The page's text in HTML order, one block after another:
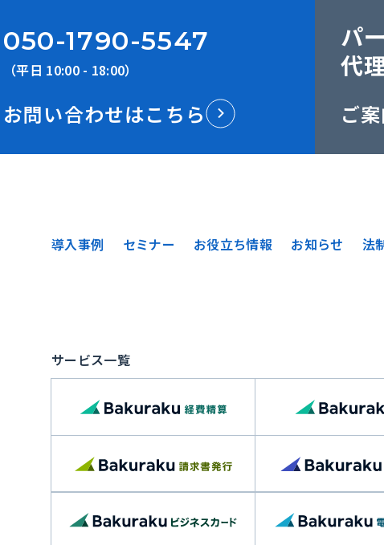
050-1790-5547
（平日 10:00 - 18:00）
お問い合わせはこちら
パ
代
ご
導入事例 セミナー お役立ち情報 お知らせ 法
サービス一覧